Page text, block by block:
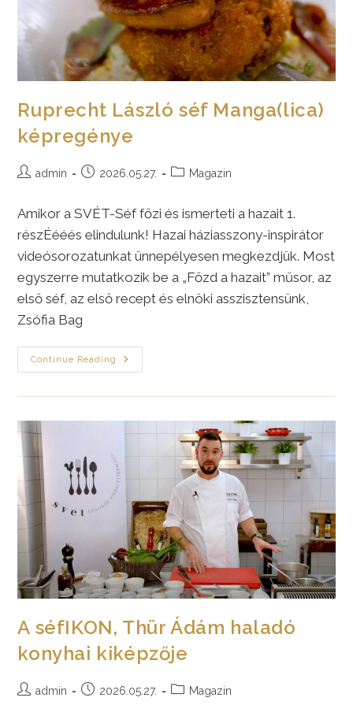
Ruprecht László séf Manga(lica)
képregénye
Postadmin
Post2026.05.27.
PostMagazin
Amikor a SVÉT-Séf főzi és ismerteti a hazait 1.
részÉééés elindulunk! Hazai háziasszony-inspirátor
videósorozatunkat ünnepélyesen megkezdjük. Most
egyszerre mutatkozik be a „Főzd a hazait” műsor, az
első séf, az első recept és elnöki asszisztensünk,
Zsófia Bag
Continue Reading
Ruprecht
László
A séfIKON, Thür Ádám haladó
konyhai kiképzője
Postadmin
Post2026.05.27.
PostMagazin